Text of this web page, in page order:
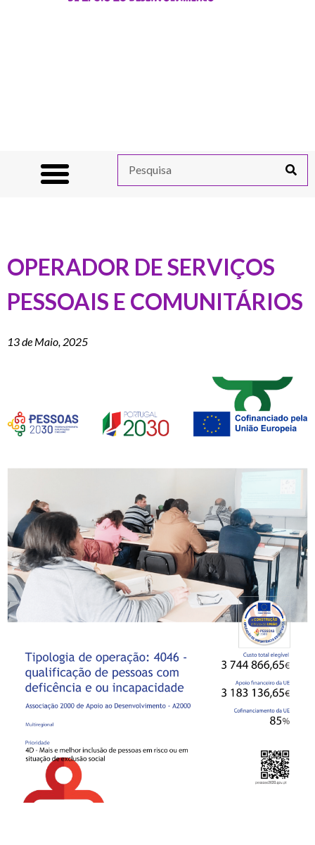
OPERADOR DE SERVIÇOS
PESSOAIS E COMUNITÁRIOS
13 de Maio, 2025